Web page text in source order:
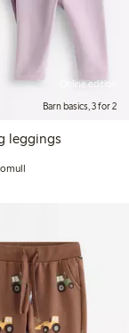
Online edition
Barn basics, 3 for 2
leggings
kr